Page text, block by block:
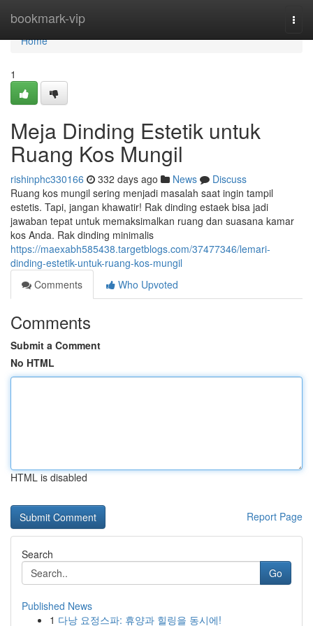
bookmark-vip
Home
Home
1
Meja Dinding Estetik untuk
Ruang Kos Mungil
rishinphc330166 332 days ago News
Discuss
Ruang kos mungil sering menjadi masalah saat ingin tampil
estetis. Tapi, jangan khawatir! Rak dinding estaek bisa jadi
jawaban tepat untuk memaksimalkan ruang dan suasana kamar
kos Anda. Rak dinding minimalis
https://maexabh585438.targetblogs.com/37477346/lemari-
dinding-estetik-untuk-ruang-kos-mungil
Comments
Who Upvoted
Comments
Submit a Comment
No HTML
HTML is disabled
Report Page
Search
Go
Published News
1 다낭 요정스파: 휴양과 힐링을 동시에!